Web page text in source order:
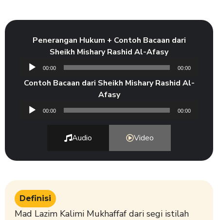
Audio Video
Penerangan Hukum + Contoh Bacaan dari
Sheikh Mishary Rashid Al-Afasy
Audio
00:00 00:00
Contoh Bacaan dari Sheikh Mishary Rashid Al-
Afasy
Audio
00:00 00:00
Definisi
Mad Lazim Kalimi Mukhaffaf dari segi istilah